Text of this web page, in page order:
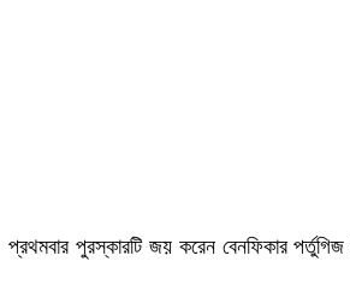
পুরস্কারটি জয় করেন বেনফিকার পর্তুগিজ